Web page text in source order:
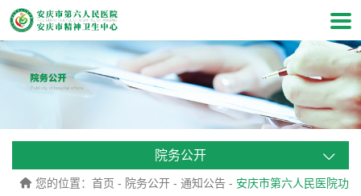
院务公开
您的位置： 首页 - 院务公开 - 通知公告 - 安庆市第六人民医院功